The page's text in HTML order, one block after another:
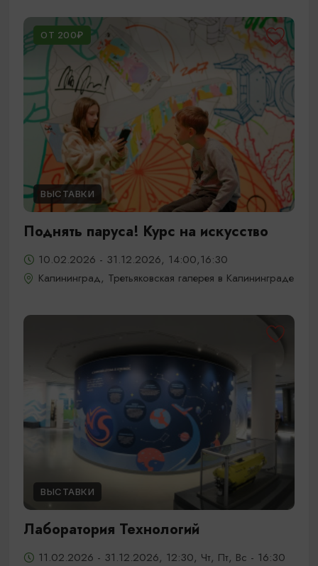
ОТ 200₽
ВЫСТАВКИ
Поднять паруса! Курс на искусство
10.02.2026 - 31.12.2026, 14:00,16:30
Калининград, Третьяковская галерея в Калининграде
ВЫСТАВКИ
Лаборатория Технологий
11.02.2026 - 31.12.2026, 12:30, Чт, Пт, Вс - 16:30